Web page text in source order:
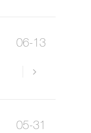
06-13
详情
05-31